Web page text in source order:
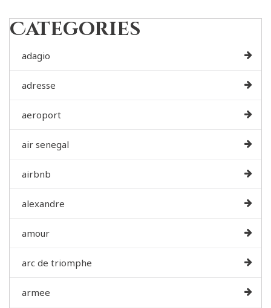
Categories
adagio
adresse
aeroport
air senegal
airbnb
alexandre
amour
arc de triomphe
armee